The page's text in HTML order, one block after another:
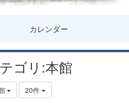
カレンダー
ゴリ:本館
20件